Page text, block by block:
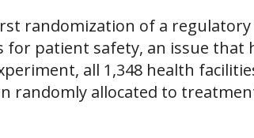
randomization of a
patient safety, an issue that
all 1,348 health
randomly allocated to